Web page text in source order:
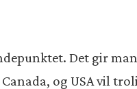
Det gir
og USA vil